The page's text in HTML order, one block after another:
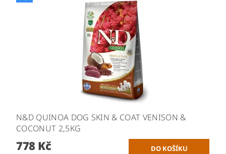
N&D QUINOA DOG SKIN & COAT VENISON &
COCONUT 2,5KG
778 Kč